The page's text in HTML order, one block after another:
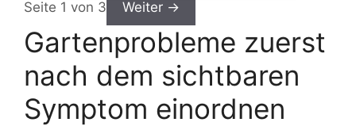
Seite 1 von 3 Weiter →
Gartenprobleme zuerst
nach dem sichtbaren
Symptom einordnen